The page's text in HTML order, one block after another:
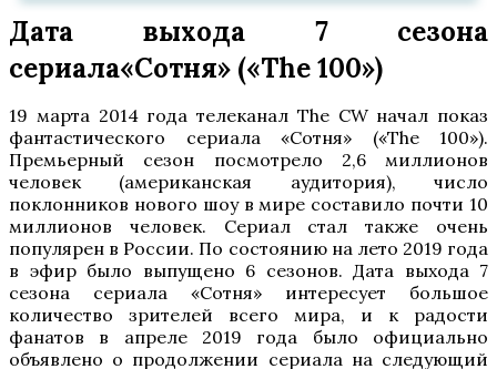
Дата выхода 7 сезона
сериала«Сотня» («The 100»)
19 марта 2014 года телеканал The CW начал показ
фантастического сериала «Сотня» («The 100»).
Премьерный сезон посмотрело 2,6 миллионов
человек (американская аудитория), число
поклонников нового шоу в мире составило почти 10
миллионов человек. Сериал стал также очень
популярен в России. По состоянию на лето 2019 года
в эфир было выпущено 6 сезонов. Дата выхода 7
сезона сериала «Сотня» интересует большое
количество зрителей всего мира, и к радости
фанатов в апреле 2019 года было официально
объявлено о продолжении сериала на следующий